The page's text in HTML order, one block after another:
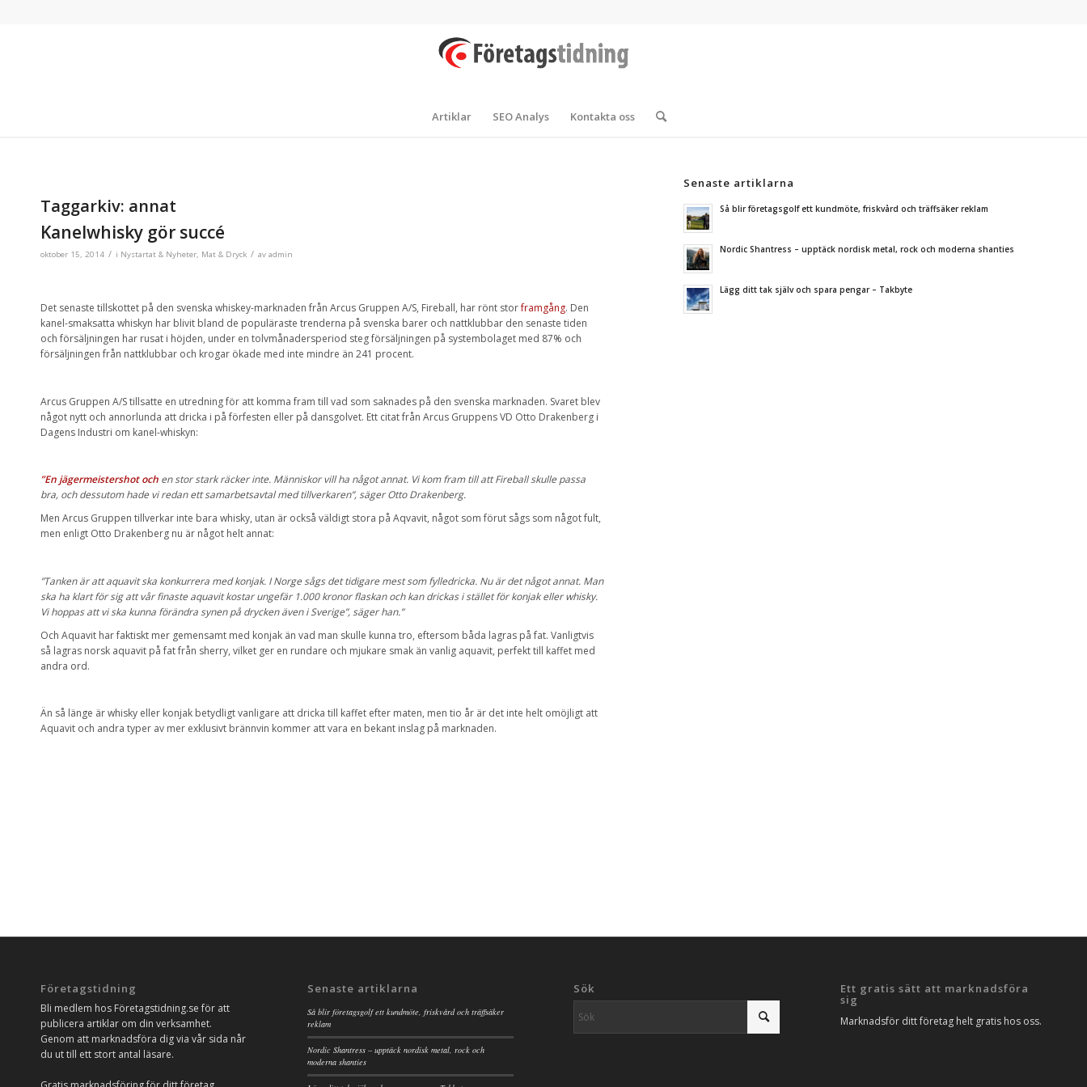
Artiklar SEO Analys Kontakta oss
Taggarkiv: annat
Kanelwhisky gör succé
oktober 15, 2014 / i Nystartat & Nyheter, Mat & Dryck / av admin
Det senaste tillskottet på den svenska whiskey-marknaden från Arcus Gruppen A/S, Fireball, har rönt storframgång. Den
kanel-smaksatta whiskyn har blivit bland de populäraste trenderna på svenska barer och nattklubbar den senaste tiden
och försäljningen har rusat i höjden, under en tolvmånadersperiod steg försäljningen på systembolaget med 87% och
försäljningen från nattklubbar och krogar ökade med inte mindre än 241 procent.
Arcus Gruppen A/S tillsatte en utredning för att komma fram till vad som saknades på den svenska marknaden. Svaret blev
något nytt och annorlunda att dricka i på förfesten eller på dansgolvet. Ett citat från Arcus Gruppens VD Otto Drakenberg i
Dagens Industri om kanel-whiskyn:
”En jägermeistershot och en stor stark räcker inte. Människor vill ha något annat. Vi kom fram till att Fireball skulle passa
bra, och dessutom hade vi redan ett samarbetsavtal med tillverkaren”, säger Otto Drakenberg.
Men Arcus Gruppen tillverkar inte bara whisky, utan är också väldigt stora på Aqvavit, något som förut sågs som något fult,
men enligt Otto Drakenberg nu är något helt annat:
”Tanken är att aquavit ska konkurrera med konjak. I Norge sågs det tidigare mest som fylledricka. Nu är det något annat. Man
ska ha klart för sig att vår finaste aquavit kostar ungefär 1.000 kronor flaskan och kan drickas i stället för konjak eller whisky.
Vi hoppas att vi ska kunna förändra synen på drycken även i Sverige”, säger han.”
Och Aquavit har faktiskt mer gemensamt med konjak än vad man skulle kunna tro, eftersom båda lagras på fat. Vanligtvis
så lagras norsk aquavit på fat från sherry, vilket ger en rundare och mjukare smak än vanlig aquavit, perfekt till kaffet med
andra ord.
Än så länge är whisky eller konjak betydligt vanligare att dricka till kaffet efter maten, men tio år är det inte helt omöjligt att
Aquavit och andra typer av mer exklusivt brännvin kommer att vara en bekant inslag på marknaden.
Senaste artiklarna
Så blir företagsgolf ett kundmöte, friskvård och träffsäker reklam
Nordic Shantress – upptäck nordisk metal, rock och moderna shanties
Lägg ditt tak själv och spara pengar – Takbyte
Företagstidning
Bli medlem hos Företagstidning.se för att
publicera artiklar om din verksamhet.
Genom att marknadsföra dig via vår sida når
du ut till ett stort antal läsare.
Senaste artiklarna
Så blir företagsgolf ett kundmöte, friskvård och träffsäker
reklam
Nordic Shantress – upptäck nordisk metal, rock och
moderna shanties
Sök Ett gratis sätt att marknadsföra
sig
Marknadsför ditt företag helt gratis hos oss.